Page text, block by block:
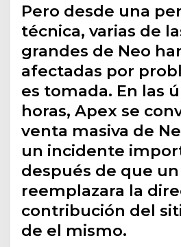
Pero desde una
técnica, varias de
grandes de Neo
afectadas por
es tomada. En las
horas, Apex se
venta masiva de
un incidente
después de que
reemplazara la
contribución del
de el mismo.